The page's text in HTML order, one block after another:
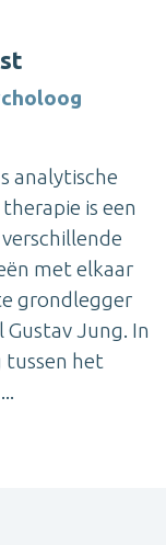
analytische
is een
met elkaar
grondlegger
Gustav Jung. In
tussen het